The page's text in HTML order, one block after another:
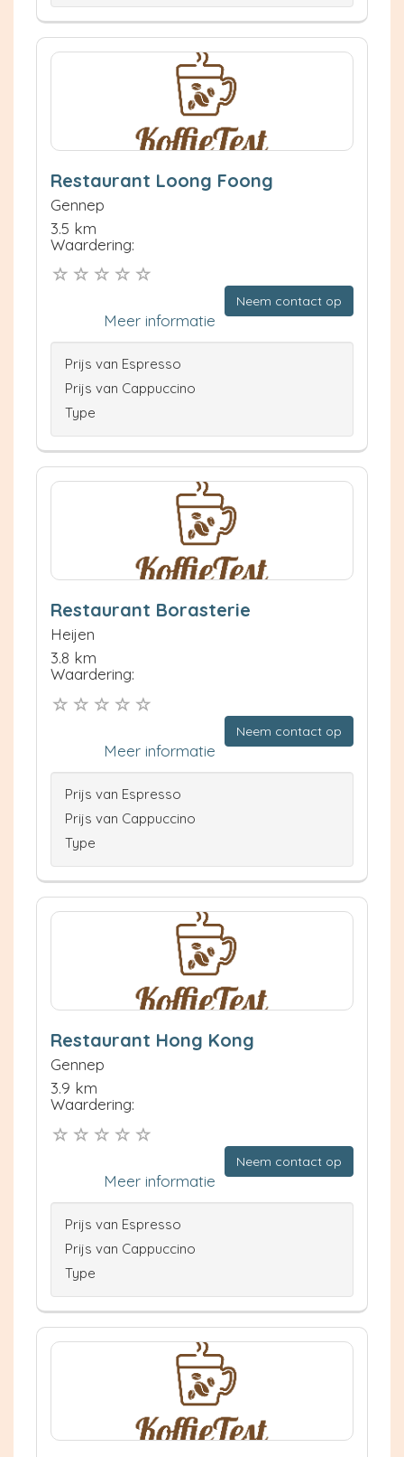
Restaurant Loong Foong
Gennep
3.5 km
Waardering:
Neem contact op
Meer informatie
Prijs van Espresso
Prijs van Cappuccino
Type
Restaurant Borasterie
Heijen
3.8 km
Waardering:
Neem contact op
Meer informatie
Prijs van Espresso
Prijs van Cappuccino
Type
Restaurant Hong Kong
Gennep
3.9 km
Waardering:
Neem contact op
Meer informatie
Prijs van Espresso
Prijs van Cappuccino
Type